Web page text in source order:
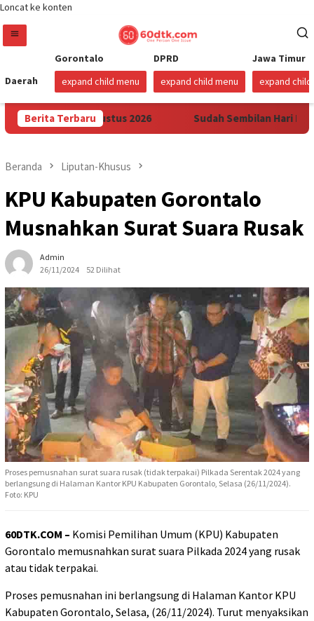
Loncat ke konten
Daerah
Gorontalo
expand child menu
DPRD
expand child menu
Jawa Timur
expand child
Berita Terbaru
Mulai 1 Agustus 2026 Sudah Sembilan Hari
Beranda Liputan-Khusus
KPU Kabupaten Gorontalo
Musnahkan Surat Suara Rusak
Admin
26/11/2024
52 Dilihat
Proses pemusnahan surat suara rusak (tidak terpakai) Pilkada Serentak 2024 yang
berlangsung di Halaman Kantor KPU Kabupaten Gorontalo, Selasa (26/11/2024).
Foto: KPU
60DTK.COM – Komisi Pemilihan Umum (KPU) Kabupaten
Gorontalo memusnahkan surat suara Pilkada 2024 yang rusak
atau tidak terpakai.
Proses pemusnahan ini berlangsung di Halaman Kantor KPU
Kabupaten Gorontalo, Selasa, (26/11/2024). Turut menyaksikan